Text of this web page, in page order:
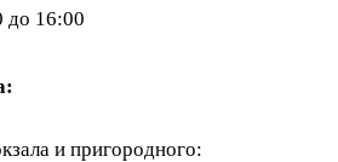
до 16:00
и пригородного: